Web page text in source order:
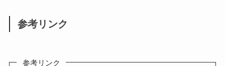
参考リンク
参考リンク